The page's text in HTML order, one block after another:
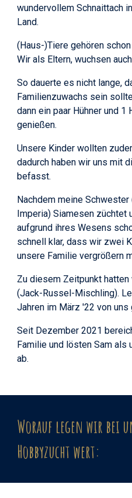
wundervollem Schnaittach
Land.
(Haus-)Tiere gehören
Wir als Eltern, wuchsenauch
So dauerte es nicht lange,
Familienzuwachs sein
dann ein paar Hühner und
genießen.
Unsere Kinder wollten
dadurch haben wir uns mit
befasst.
Nachdem meine
Imperia) Siamesen züchtet
aufgrund ihres Wesens
schnell klar, dass wir zwei
unsere Familie vergrößern
Zu diesem Zeitpunkt hatten
(Jack-Russel-Mischling).
Jahren im März'22 von uns
Seit Dezember 2021
Familie und lösten Sam als
ab.
Worauf legen wir bei
Hobbyzucht wert: